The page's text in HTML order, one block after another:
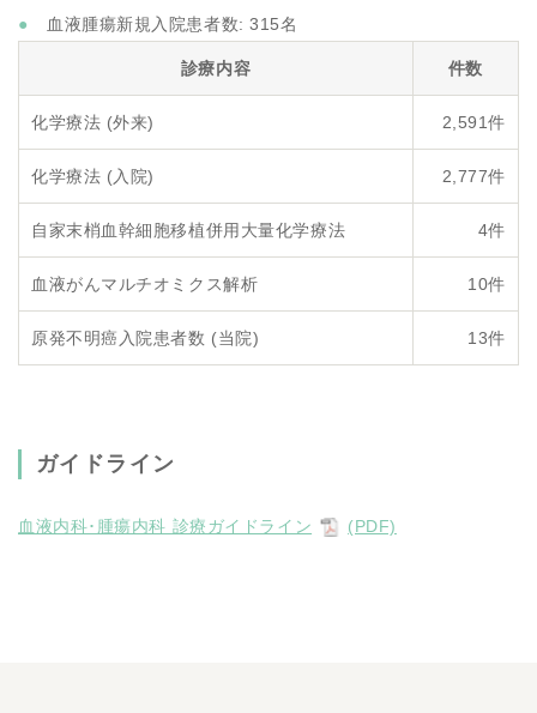
血液腫瘍新規入院患者数: 315名
診療内容 件数
化学療法 (外来) 2,591件
化学療法 (入院) 2,777件
自家末梢血幹細胞移植併用大量化学療法 4件
血液がんマルチオミクス解析 10件
原発不明癌入院患者数 (当院) 13件
ガイドライン
血液内科･腫瘍内科 診療ガイドライン (PDF)